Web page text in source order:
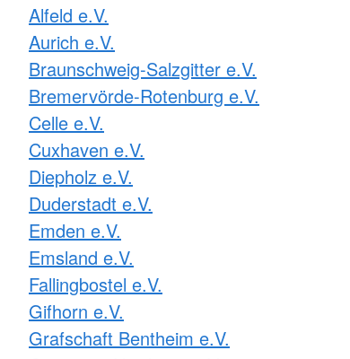
Alfeld e.V.
Aurich e.V.
Braunschweig-Salzgitter e.V.
Bremervörde-Rotenburg e.V.
Celle e.V.
Cuxhaven e.V.
Diepholz e.V.
Duderstadt e.V.
Emden e.V.
Emsland e.V.
Fallingbostel e.V.
Gifhorn e.V.
Grafschaft Bentheim e.V.